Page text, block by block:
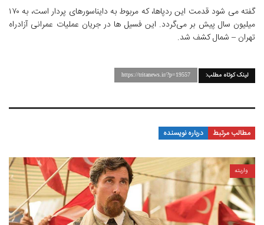
گفته می شود قدمت این ردپاها، که مربوط به دایناسورهای پردار است، به ۱۷۰
میلیون سال پیش بر می‌گردد. این فسیل ها در جریان عملیات عمرانی آزادراه
تهران – شمال کشف شد.
لینک کوتاه مطلب: https://tritanews.ir/?p=19557
مطالب مرتبط درباره نویسنده
واریته